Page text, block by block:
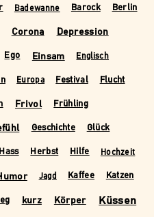
Badewanne Barock Berlin
Corona Depression
Ego Einsam Englisch
Europa Festival Flucht
Frivol Frühling
Geschichte Glück
Hass Herbst Hilfe Hochzeit
Jagd Kaffee Katzen
kurz Körper Küssen